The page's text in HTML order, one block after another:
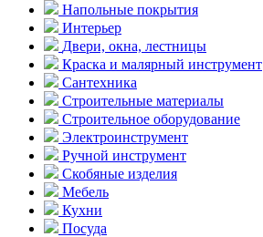
Напольные покрытия
Интерьер
Двери, окна, лестницы
Краска и малярный инструмент
Сантехника
Строительные материалы
Строительное оборудование
Электроинструмент
Ручной инструмент
Скобяные изделия
Мебель
Кухни
Посуда